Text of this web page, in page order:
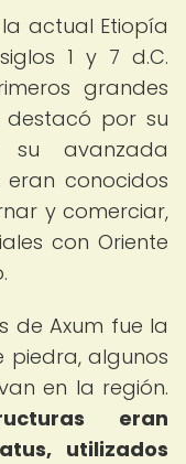
la actual Etiopía
1 y 7 d.C.
grandes
destacó por su
avanzada
eran conocidos
y comerciar,
con Oriente
de Axum fue la
piedra, algunos
en la región.
eran
utilizados